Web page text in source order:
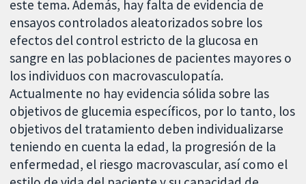
este tema. Además, hay falta de evidencia de
ensayos controlados aleatorizados sobre los
efectos del control estricto de la glucosa en
sangre en las poblaciones de pacientes mayores o
los individuos con macrovasculopatía.
Actualmente no hay evidencia sólida sobre las
objetivos de glucemia específicos, por lo tanto, los
objetivos del tratamiento deben individualizarse
teniendo en cuenta la edad, la progresión de la
enfermedad, el riesgo macrovascular, así como el